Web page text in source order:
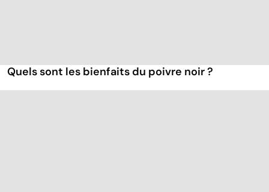
Quels sont les bienfaits du poivre noir ?